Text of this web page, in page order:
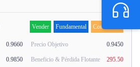
Vender Fundamental Corto Plazo
0.9660 Precio Objetivo 0.9450
0.9850 Beneficio & Pérdida Flotante 295.50